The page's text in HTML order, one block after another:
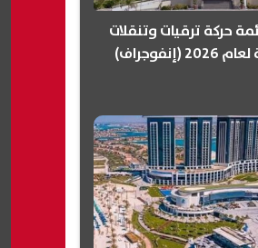
حركة ترقيات وتنقلات